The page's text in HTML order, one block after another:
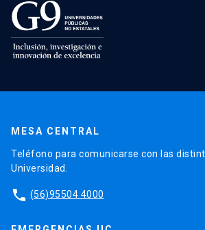
MESA CENTRAL
Teléfono para comunicarse con las
Universidad.
phone (56)95504 4000